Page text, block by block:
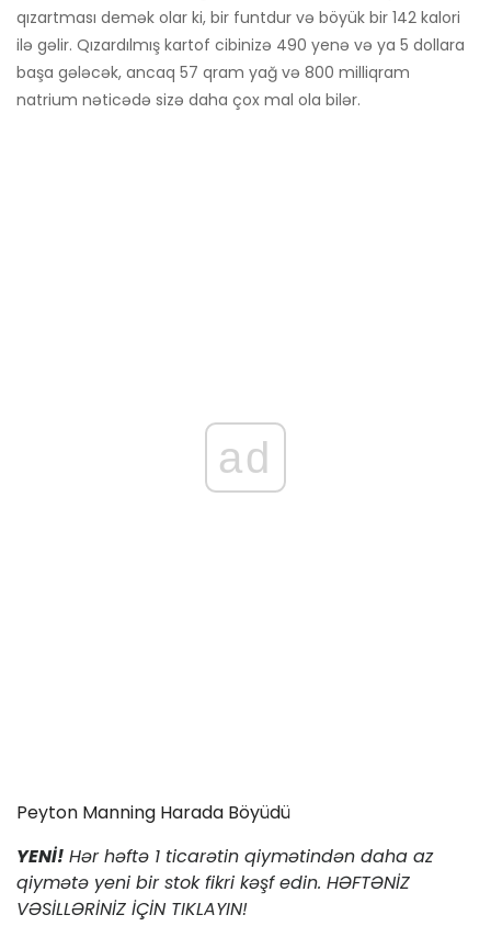
qızartması demək olar ki, bir funtdur və böyük bir 142 kalori
ilə gəlir. Qızardılmış kartof cibinizə 490 yenə və ya 5 dollara
başa gələcək, ancaq 57 qram yağ və 800 milliqram
natrium nəticədə sizə daha çox mal ola bilər.
ad
Peyton Manning Harada Böyüdü
YENİ! Hər həftə 1 ticarətin qiymətindən daha az
qiymətə yeni bir stok fikri kəşf edin. HƏFTƏNİZ
VƏSİLLƏRİNİZ İÇİN TIKLAYIN!